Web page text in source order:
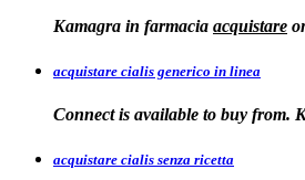
Kamagra in farmacia acquistare
acquistare cialis generico in linea
Connect is available to buy from.
acquistare cialis senza ricetta